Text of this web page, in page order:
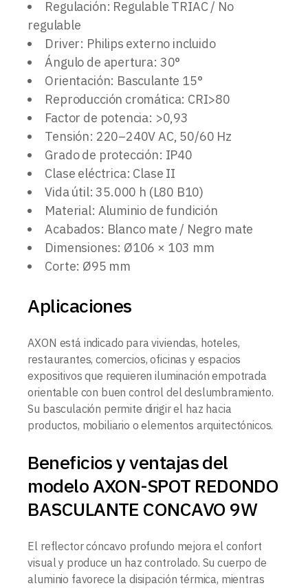
Regulación: Regulable TRIAC / No
regulable
Driver: Philips externo incluido
Ángulo de apertura: 30°
Orientación: Basculante 15°
Reproducción cromática: CRI>80
Factor de potencia: >0,93
Tensión: 220–240V AC, 50/60 Hz
Grado de protección: IP40
Clase eléctrica: Clase II
Vida útil: 35.000 h (L80 B10)
Material: Aluminio de fundición
Acabados: Blanco mate / Negro mate
Dimensiones: Ø106 × 103 mm
Corte: Ø95 mm
Aplicaciones
AXON está indicado para viviendas, hoteles,
restaurantes, comercios, oficinas y espacios
expositivos que requieren iluminación empotrada
orientable con buen control del deslumbramiento.
Su basculación permite dirigir el haz hacia
productos, mobiliario o elementos arquitectónicos.
Beneficios y ventajas del
modelo AXON-SPOT REDONDO
BASCULANTE CONCAVO 9W
El reflector cóncavo profundo mejora el confort
visual y produce un haz controlado. Su cuerpo de
aluminio favorece la disipación térmica, mientras